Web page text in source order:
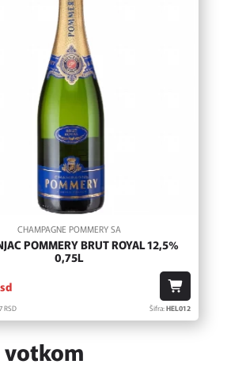
CHAMPAGNE POMMERY SA
POMMERY BRUT ROYAL 12,5%
0,75L
RSD Šifra:HEL012
votkom